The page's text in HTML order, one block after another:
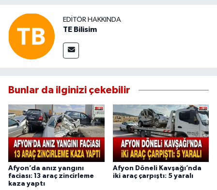
EDITÖR HAKKINDA
TE Bilisim
Bunlar da ilginizi çekebilir
Afyon’da anız yangını
faciası: 13 araç zincirleme
kaza yaptı
Afyon Döneli Kavşağı’nda
iki araç çarpıştı: 5 yaralı